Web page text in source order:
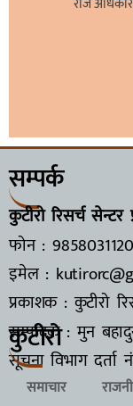
सम्पर्क
कुटीरो रिसर्च सेन्टर
फोन : 9858031120
इमेल :
प्रकाशक : कुटीरो
सम्पादक : मुन
सूचना विभाग दर्ता
कुटीरो
समाचार